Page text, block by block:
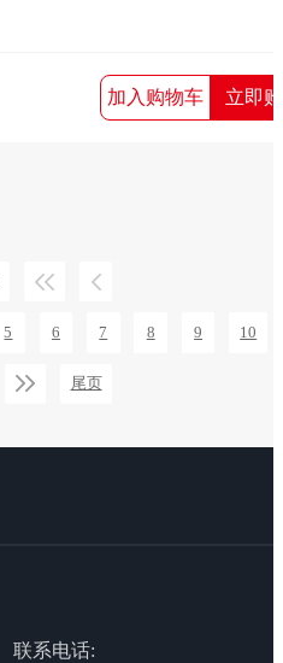
加入购物车 立即
5 6 7 8 9 10
尾页
联系电话: